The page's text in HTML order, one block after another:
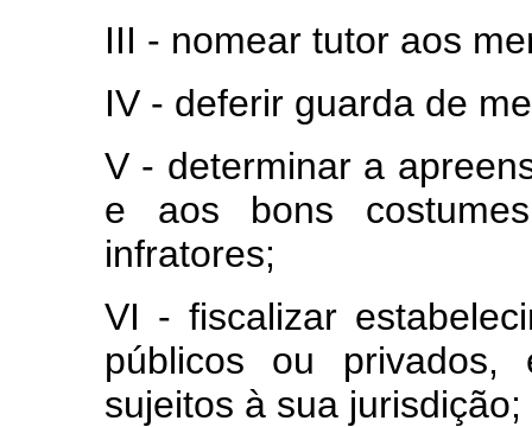
III - nomear tutor aos
IV - deferir guarda de
V - determinar a
e aos bons
infratores;
VI - fiscalizar
públicos ou
sujeitos à sua jurisdição;